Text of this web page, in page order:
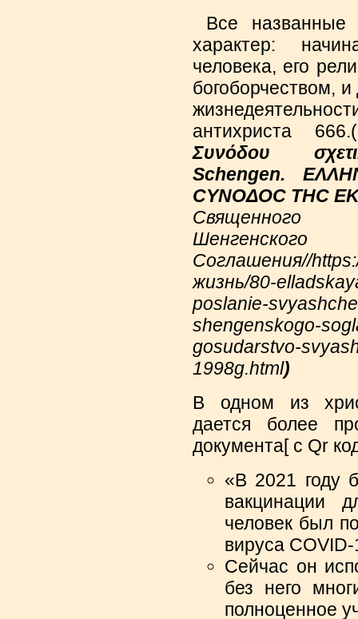
Все названные
характер:
человека, его
богоборчеством,
антихриста
Συνόδου
Schengen.
CΥΝΟΔΟC THC
Священного
Шенгенского
Соглашения//
жизнь/80-
poslanie-
shengenskogo-
gosudarstvo-
1998g.html)
В одном из
дается более
документа[ с Qr
«В 2021 году
вакцинации
человек был
вируса
Сейчас он
без него
полноценное